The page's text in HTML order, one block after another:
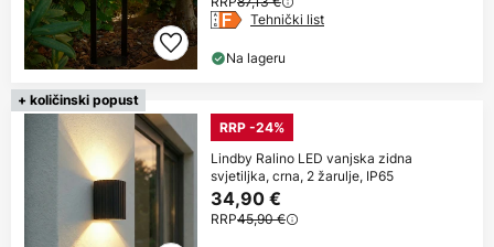
Tehnički list
Na lageru
+ količinski popust
RRP -24%
Lindby Ralino LED vanjska zidna
svjetiljka, crna, 2 žarulje, IP65
34,90 €
RRP45,90 €